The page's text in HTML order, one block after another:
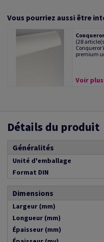
Vous pourriez aussi être
(28
Conqueror
premium
Voir plus
Détails du produit
Généralités
Unité d'emballage
Format DIN
Dimensions
Largeur (mm)
Longueur (mm)
Épaisseur (mm)